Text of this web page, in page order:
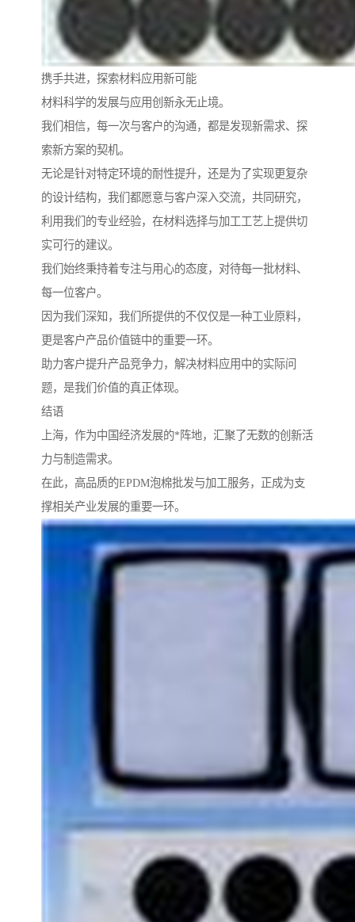
携手共进，探索材料应用新可能
材料科学的发展与应用创新永无止境。
我们相信，每一次与客户的沟通，都是发现新需求、探
索新方案的契机。
无论是针对特定环境的耐性提升，还是为了实现更复杂
的设计结构，我们都愿意与客户深入交流，共同研究，
利用我们的专业经验，在材料选择与加工工艺上提供切
实可行的建议。
我们始终秉持着专注与用心的态度，对待每一批材料、
每一位客户。
因为我们深知，我们所提供的不仅仅是一种工业原料，
更是客户产品价值链中的重要一环。
助力客户提升产品竞争力，解决材料应用中的实际问
题，是我们价值的真正体现。
结语
上海，作为中国经济发展的*阵地，汇聚了无数的创新活
力与制造需求。
在此，高品质的EPDM泡棉批发与加工服务，正成为支
撑相关产业发展的重要一环。